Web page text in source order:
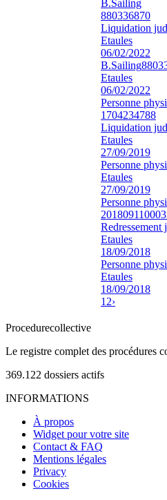
B.Sailing
880336870
Liquidation
Etaules
06/02/2022
B.Sailing
Etaules
06/02/2022
Personne
1704234788
Liquidation
Etaules
27/09/2019
Personne
Etaules
27/09/2019
Personne
Redressement
Etaules
18/09/2018
Personne
Etaules
18/09/2018
1 2›
Procedurecollective
Le registre complet des procédures
369.122 dossiers actifs
INFORMATIONS
À propos
Widget pour votre site
Contact & FAQ
Mentions légales
Privacy
Cookies